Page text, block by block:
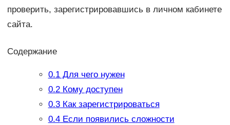
проверить, зарегистрировавшись в личном кабинете
сайта.
Содержание
0.1Для чего нужен
0.2Кому доступен
0.3Как зарегистрироваться
0.4Если появились сложности